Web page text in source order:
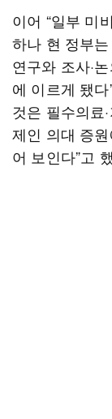
이어 “일부 미
하나 현 정부
연구와 조사·
에 이르게 됐
것은 필수의료
제인 의대 증
어 보인다”고